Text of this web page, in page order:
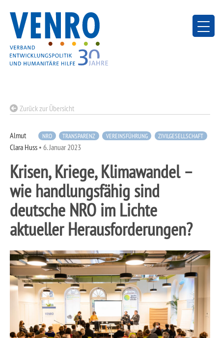
content
Zurück zur Übersicht
NRO TRANSPARENZ VEREINSFÜHRUNG ZIVILGESELLSCHAFT
Almut
Clara Huss • 6. Januar 2023
Krisen, Kriege, Klimawandel –
wie handlungsfähig sind
deutsche NRO im Lichte
aktueller Herausforderungen?